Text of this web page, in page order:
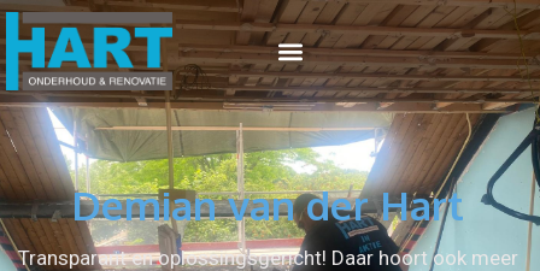
Demian van der Hart
Transparant en oplossingsgericht! Daar hoort ook meer